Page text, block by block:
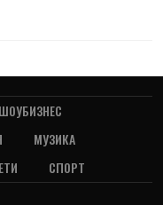
ШОУБИЗНЕС
МУЗИКА
СПОРТ